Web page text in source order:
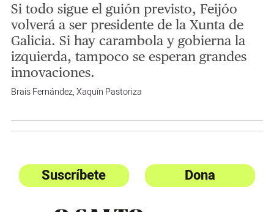
Si todo sigue el guión previsto, Feijóo
volverá a ser presidente de la Xunta de
Galicia. Si hay carambola y gobierna la
izquierda, tampoco se esperan grandes
innovaciones.
Brais Fernández,Xaquín Pastoriza
Suscríbete Dona